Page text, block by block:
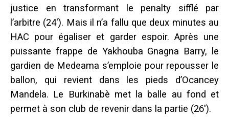
justice en transformant le penalty sifflé par
l’arbitre (24′). Mais il n’a fallu que deux minutes au
HAC pour égaliser et garder espoir. Après une
puissante frappe de Yakhouba Gnagna Barry, le
gardien de Medeama s’emploie pour repousser le
ballon, qui revient dans les pieds d’Ocancey
Mandela. Le Burkinabè met la balle au fond et
permet à son club de revenir dans la partie (26′).